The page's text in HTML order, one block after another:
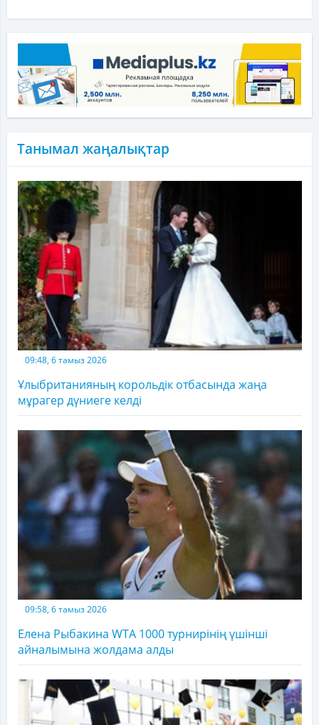
Танымал жаңалықтар
09:48, 6 тамыз 2026
Ұлыбританияның корольдік отбасында жаңа
мұрагер дүниеге келді
09:58, 6 тамыз 2026
Елена Рыбакина WTA 1000 турнирінің үшінші
айналымына жолдама алды